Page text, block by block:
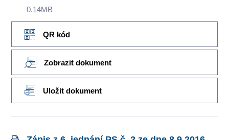
0.14MB
QR kód
Zobrazit dokument
Uložit dokument